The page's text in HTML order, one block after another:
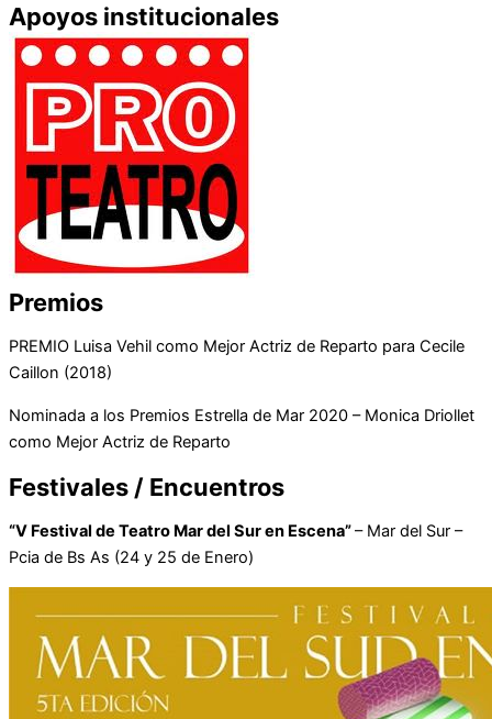
Apoyos institucionales
Premios
PREMIO Luisa Vehil como Mejor Actriz de Reparto para Cecile
Caillon (2018)
Nominada a los Premios Estrella de Mar 2020 – Monica Driollet
como Mejor Actriz de Reparto
Festivales / Encuentros
“V Festival de Teatro Mar del Sur en Escena”– Mar del Sur –
Pcia de Bs As (24 y 25 de Enero)